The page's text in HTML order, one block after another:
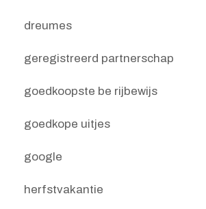
dreumes
geregistreerd partnerschap
goedkoopste be rijbewijs
goedkope uitjes
google
herfstvakantie